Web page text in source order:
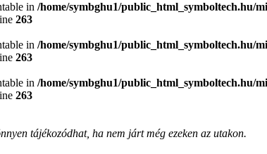
in /home/symbghu1/public_html_symboltech.hu/
263
in /home/symbghu1/public_html_symboltech.hu/
263
in /home/symbghu1/public_html_symboltech.hu/
263
tájékozódhat, ha nem járt még ezeken az utakon.